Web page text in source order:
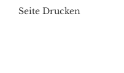
Seite Drucken